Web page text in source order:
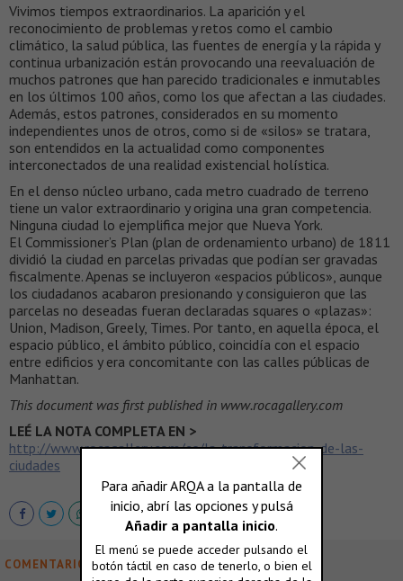
Vivimos tiempos extraordinarios. La aparición y el
reconocimiento de problemas y retos como el cambio
climático, la salud pública, las fuentes de energía y la rápida y
continua urbanización están provocando una reevaluación de
muchos patrones que han parecido tradicionales e inmutables
en los últimos 100 años, como los que afectan a las ciudades.
Además, estos patrones, considerados en su momento
independientes unos de otros, como si de «silos» se tratara,
son entendidos en la actualidad como componentes
interconectados de una realidad existencial holística.
En el denso núcleo urbano, cada metro cuadrado de terreno
tiene un valor extraordinario y origina una gran competencia.
Ninguna ciudad lo ejemplifica mejor que Nueva York.
El Commissioner’s Plan (plan de ordenamiento urbano) de 1811
dividió la ciudad en parcelas privadas que podían ser gravadas
fiscalmente. Apenas se incluyeron «espacios públicos», aunque
los ciudadanos acabaron presionando y consiguieron que las
parcelas no deseadas fueran declaradas squares o «plazas»:
Union, Madison, Greely, Times. Por tanto, en aquella época, el
espacio público, el ámbito público, coincidía con el espacio
entre edificios y era concomitante con las calles públicas de
Manhattan.
This document was first published in www.rocagallery.com
LEÉ LA NOTA COMPLETA EN >
http://www.rocagallery.com/es/la-transformacion-de-las-
ciudades
COMENTARIOS